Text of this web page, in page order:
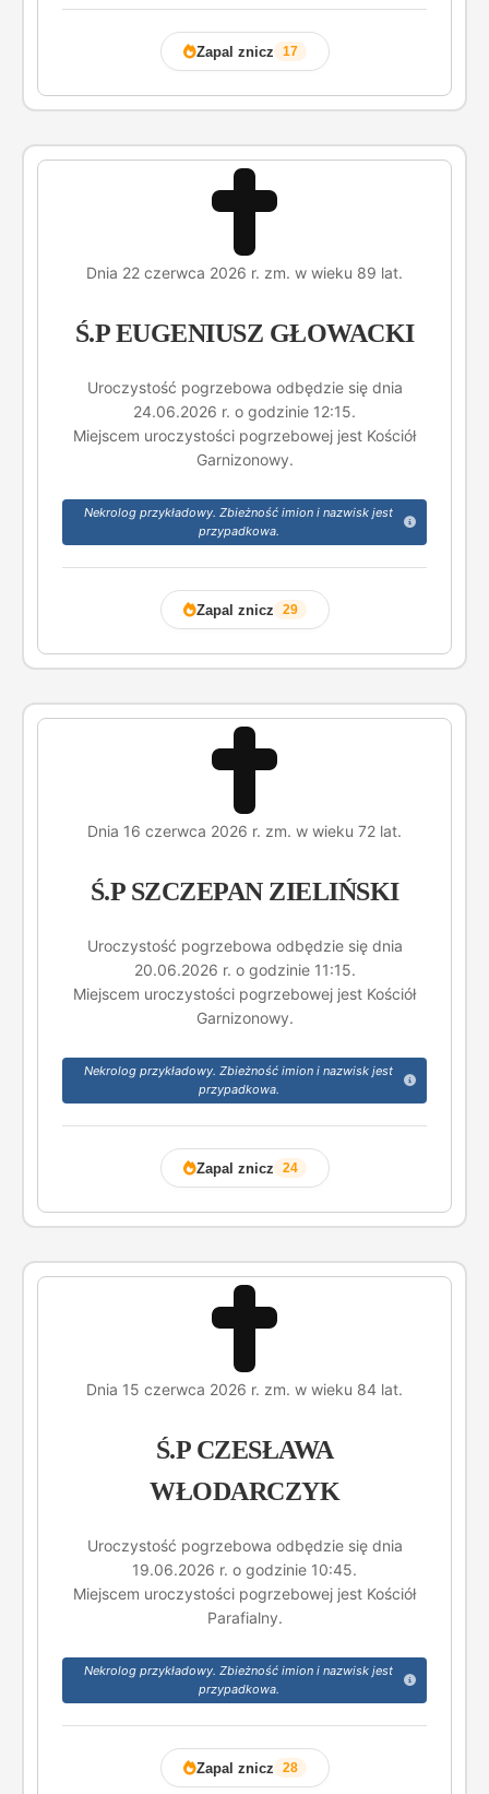
Zapal znicz 17
Dnia 22 czerwca 2026 r. zm. w wieku 89 lat.
Ś.P EUGENIUSZ GŁOWACKI
Uroczystość pogrzebowa odbędzie się dnia
24.06.2026 r. o godzinie 12:15.
Miejscem uroczystości pogrzebowej jest Kościół
Garnizonowy.
Nekrolog przykładowy. Zbieżność imion i nazwisk jest
przypadkowa.
Zapal znicz 29
Dnia 16 czerwca 2026 r. zm. w wieku 72 lat.
Ś.P SZCZEPAN ZIELIŃSKI
Uroczystość pogrzebowa odbędzie się dnia
20.06.2026 r. o godzinie 11:15.
Miejscem uroczystości pogrzebowej jest Kościół
Garnizonowy.
Nekrolog przykładowy. Zbieżność imion i nazwisk jest
przypadkowa.
Zapal znicz 24
Dnia 15 czerwca 2026 r. zm. w wieku 84 lat.
Ś.P CZESŁAWA
WŁODARCZYK
Uroczystość pogrzebowa odbędzie się dnia
19.06.2026 r. o godzinie 10:45.
Miejscem uroczystości pogrzebowej jest Kościół
Parafialny.
Nekrolog przykładowy. Zbieżność imion i nazwisk jest
przypadkowa.
Zapal znicz 28